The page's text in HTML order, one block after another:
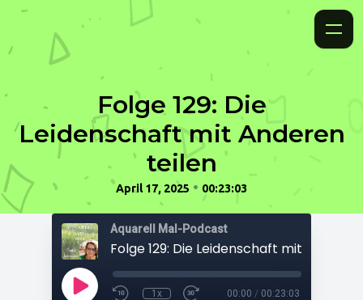
Folge 129: Die
Leidenschaft mit Anderen
teilen
April 17, 2025 • 00:23:03
Aquarell Mal-Podcast
1x 00:00 / 00:23:03